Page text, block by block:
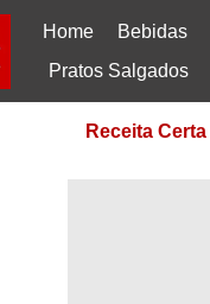
Home Bebidas
Pratos Salgados
Receita Certa